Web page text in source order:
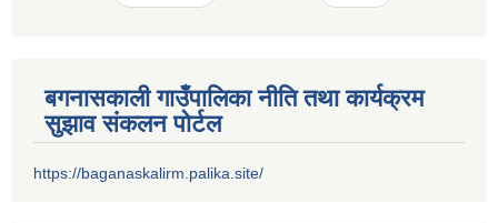
बगनासकाली गाउँपालिका नीति तथा कार्यक्रम
सुझाव संकलन पोर्टल
https://baganaskalirm.palika.site/